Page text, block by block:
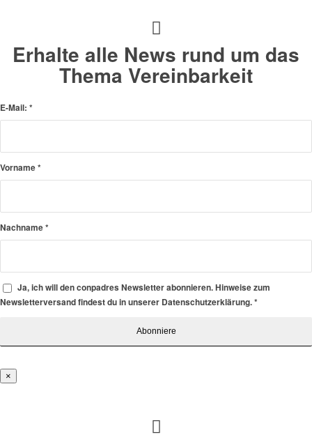
Erhalte alle News rund um das
Thema Vereinbarkeit
E-Mail: *
Vorname*
Nachname*
Ja, ich will den conpadres Newsletter abonnieren. Hinweise zum
Newsletterversand findest du in unserer Datenschutzerklärung.*
×